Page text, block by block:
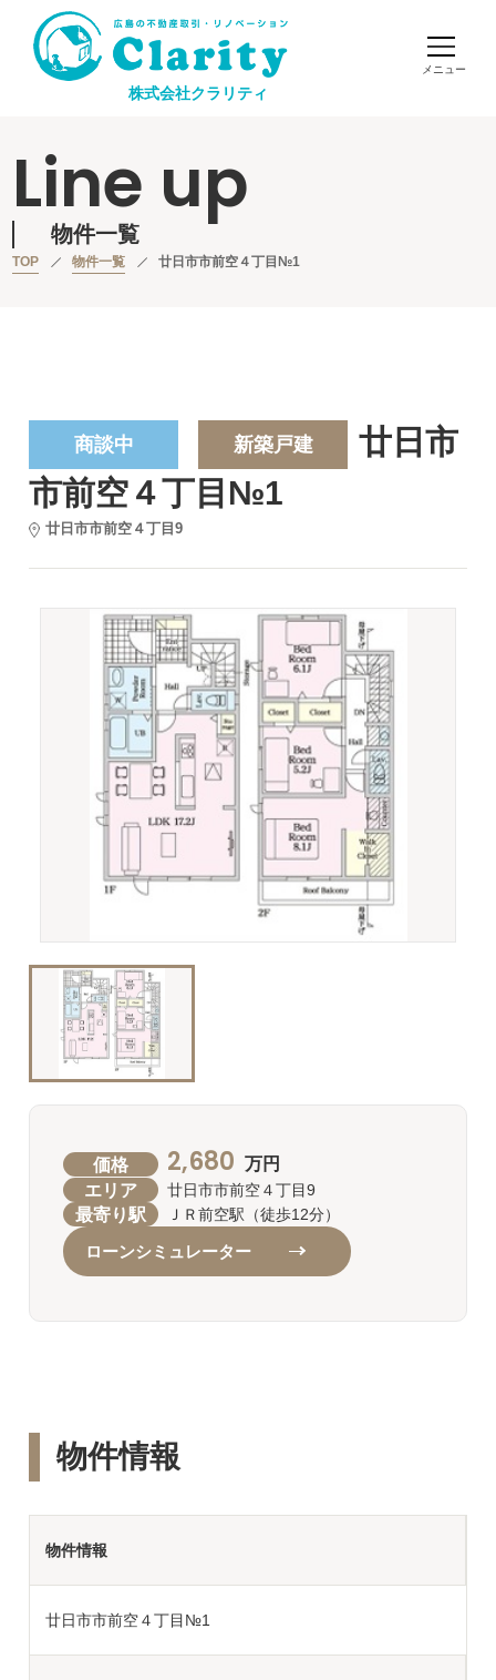
株式会社クラリティ
Line up
物件一覧
TOP 物件一覧 廿日市市前空４丁目№1
商談中 新築戸建
廿日市
市前空４丁目№1
廿日市市前空４丁目9
価格 2,680 万円
エリア 廿日市市前空４丁目9
最寄り駅 ＪＲ前空駅（徒歩12分）
ローンシミュレーター
物件情報
物件情報
廿日市市前空４丁目№1